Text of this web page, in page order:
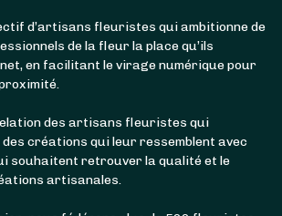
d’artisans fleuristes qui ambitionne de
de la fleur la place qu’ils
en facilitant le virage numérique pour
des artisans fleuristes qui
créations qui leur ressemblent avec
souhaitent retrouver la qualité et le
artisanales.